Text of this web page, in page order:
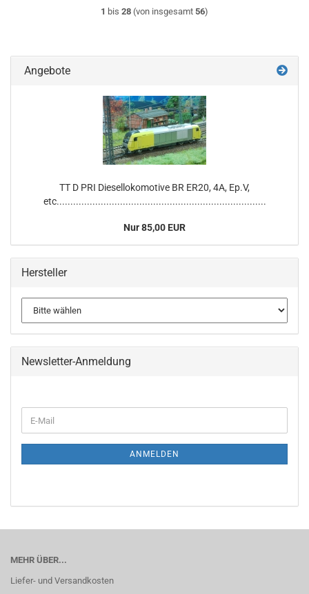
1 bis 28 (von insgesamt 56)
Angebote
TT D PRI Diesellokomotive BR ER20, 4A, Ep.V,
etc............................................................................
Nur 85,00 EUR
Hersteller
Newsletter-Anmeldung
ZUR
E-
Mail
ANMELDEN
MEHR ÜBER...
Liefer- und Versandkosten